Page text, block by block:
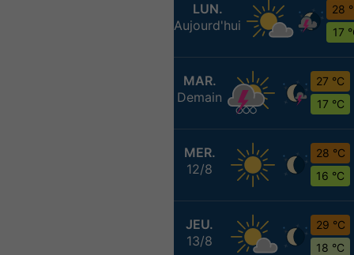
LUN.
Aujourd'hui
28
17
MAR.
Demain
27 °C
17 °C
MER.
12/8
28 °C
16 °C
JEU.
13/8
29 °C
18 °C